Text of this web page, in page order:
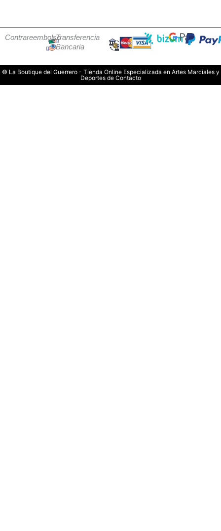
ContrareembolsoTransferencia
Bancaria
© La Boutique del Guerrero - Tienda Online Especializada en Artes Marciales y
Deportes de Contacto